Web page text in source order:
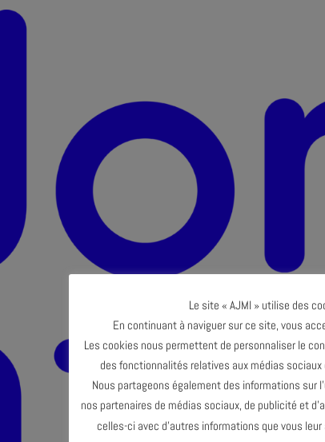
Le site « AJMI » utilise des
En continuant à naviguer sur ce site, vous
Les cookies nous permettent de personnaliser le
des fonctionnalités relatives aux médias sociaux
Nous partageons également des informations sur
nos partenaires de médias sociaux, de publicité et
celles-ci avec d’autres informations que vous leur